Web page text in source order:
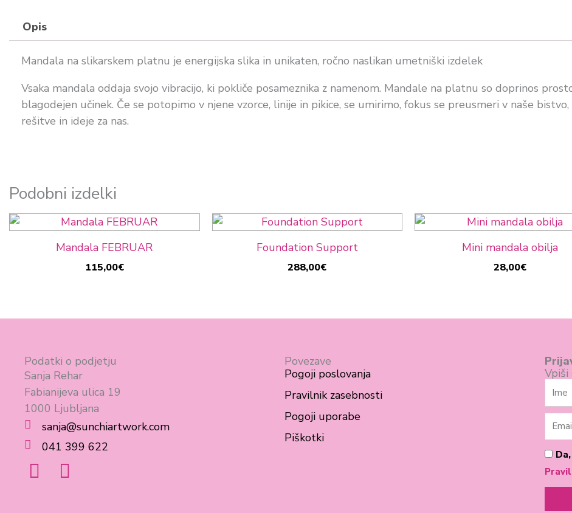
Opis
Mandala na slikarskem platnu je energijska slika in unikaten, ročno naslikan umetniški izdelek
Vsaka mandala oddaja svojo vibracijo, ki pokliče posameznika z namenom. Mandale na platnu so doprinos
blagodejen učinek. Če se potopimo v njene vzorce, linije in pikice, se umirimo, fokus se preusmeri v naše
rešitve in ideje za nas.
Podobni izdelki
Mandala FEBRUAR
115,00€
Foundation Support
288,00€
Mini mandala obilja
28,00€
Podatki o podjetju
Sanja Rehar
Fabianijeva ulica 19
1000 Ljubljana
sanja@sunchiartwork.com
041 399 622
F I
Povezave
Pogoji poslovanja
Pravilnik zasebnosti
Pogoji uporabe
Piškotki
Vpiši
Ime
Email
Pogoji